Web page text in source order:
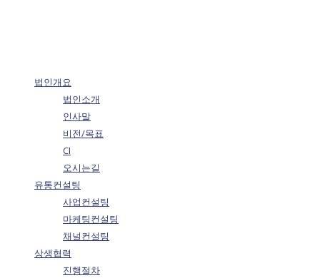
법인개요
법인소개
인사말
비전/목표
CI
오시는길
유통컨설팅
사업컨설팅
마케팅컨설팅
채널컨설팅
상생협력
진행절차